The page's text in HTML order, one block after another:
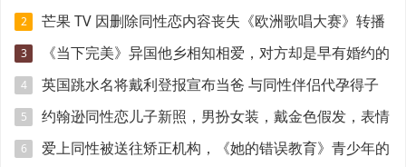
2
芒果 TV 因删除同性恋内容丧失《欧洲歌唱大赛》转播
权
3
《当下完美》异国他乡相知相爱，对方却是早有婚约的
准爸爸！
4 英国跳水名将戴利登报宣布当爸 与同性伴侣代孕得子
5
约翰逊同性恋儿子新照，男扮女装，戴金色假发，表情
妩媚
6
爱上同性被送往矫正机构，《她的错误教育》青少年的